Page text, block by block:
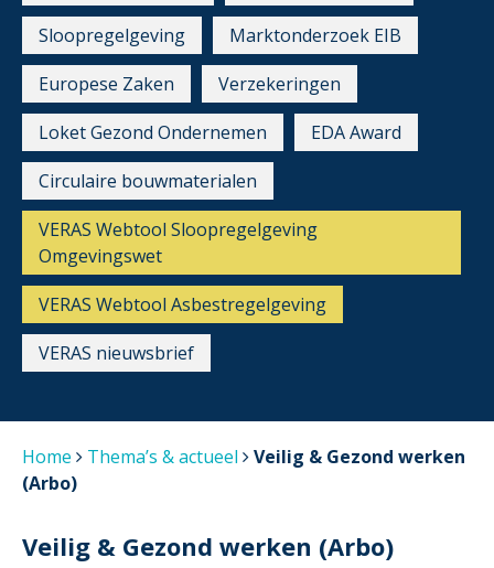
Sloopregelgeving
Marktonderzoek EIB
Europese Zaken
Verzekeringen
Loket Gezond Ondernemen
EDA Award
Circulaire bouwmaterialen
VERAS Webtool Sloopregelgeving
Omgevingswet
VERAS Webtool Asbestregelgeving
VERAS nieuwsbrief
Home Thema’s & actueel
Veilig & Gezond werken
(Arbo)
Veilig & Gezond werken (Arbo)